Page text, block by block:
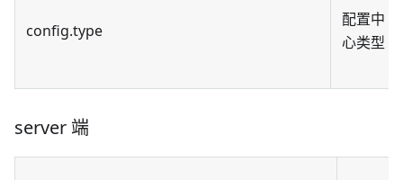
config.type
配置中
心类型
server 端